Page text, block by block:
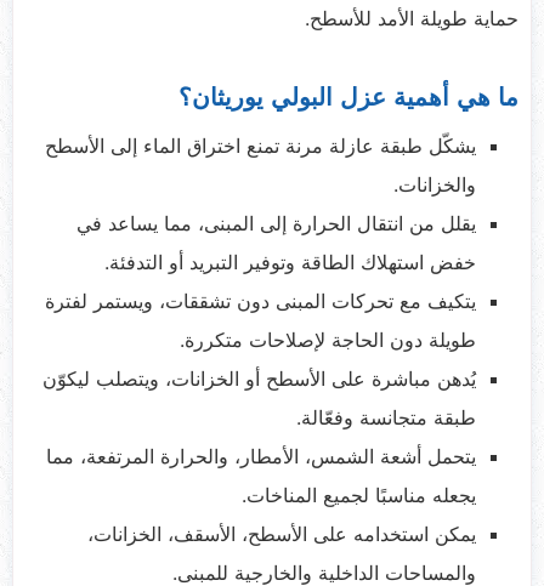
حماية طويلة الأمد للأسطح.
ما هي أهمية عزل البولي يوريثان؟
يشكّل طبقة عازلة مرنة تمنع اختراق الماء إلى الأسطح
والخزانات.
يقلل من انتقال الحرارة إلى المبنى، مما يساعد في
خفض استهلاك الطاقة وتوفير التبريد أو التدفئة.
يتكيف مع تحركات المبنى دون تشققات، ويستمر لفترة
طويلة دون الحاجة لإصلاحات متكررة.
يُدهن مباشرة على الأسطح أو الخزانات، ويتصلب ليكوّن
طبقة متجانسة وفعّالة.
يتحمل أشعة الشمس، الأمطار، والحرارة المرتفعة، مما
يجعله مناسبًا لجميع المناخات.
يمكن استخدامه على الأسطح، الأسقف، الخزانات،
والمساحات الداخلية والخارجية للمبنى.